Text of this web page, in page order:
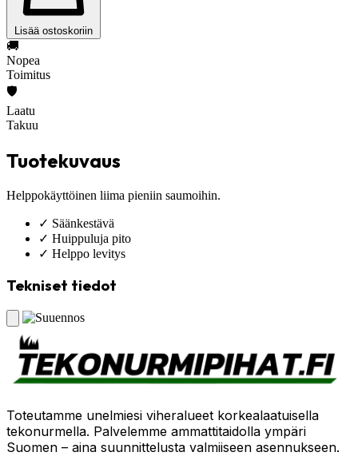
Lisää ostoskoriin
🚚
Nopea
Toimitus
🛡️
Laatu
Takuu
Tuotekuvaus
Helppokäyttöinen liima pieniin saumoihin.
✓ Säänkestävä
✓ Huippuluja pito
✓ Helppo levitys
Tekniset tiedot
Toteutamme unelmiesi viheralueet korkealaatuisella
tekonurmella. Palvelemme ammattitaidolla ympäri
Suomen – aina suunnittelusta valmiiseen asennukseen.